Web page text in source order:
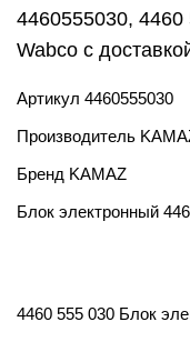
4460555030,
Wabco с
Артикул 4460555030
Производитель
Бренд KAMAZ
Блок электронный
4460 555 030 Блок